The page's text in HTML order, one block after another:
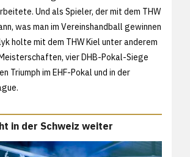
Und als Spieler, der mit dem THW
was man im Vereinshandball gewinnen
holte mit dem THW Kiel unter anderem
vier DHB-Pokal-Siege
Triumph im EHF-Pokal und in der
in der Schweiz weiter